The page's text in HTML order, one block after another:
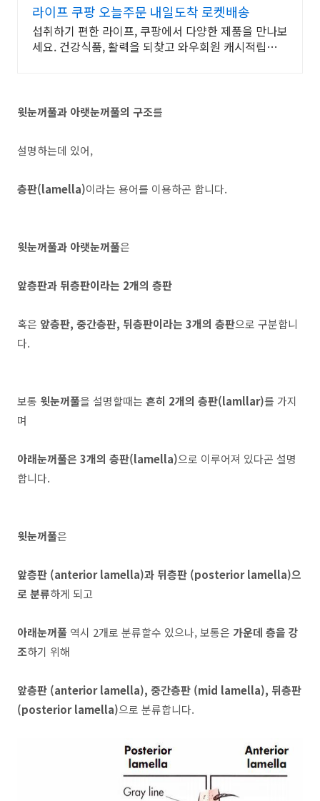
라이프 쿠팡 오늘주문 내일도착 로켓배송
섭취하기 편한 라이프, 쿠팡에서 다양한 제품을 만나보
세요. 건강식품, 활력을 되찾고 와우회원 캐시적립도
윗눈꺼풀과 아랫눈꺼풀의 구조를
설명하는데 있어,
층판(lamella)이라는 용어를 이용하곤 합니다.
윗눈꺼풀과 아랫눈꺼풀은
앞층판과 뒤층판이라는 2개의 층판
혹은 앞층판, 중간층판, 뒤층판이라는 3개의 층판으로 구분합니
다.
보통 윗눈꺼풀을 설명할때는 흔히 2개의 층판(lamllar)를 가지
며
아래눈꺼풀은 3개의 층판(lamella)으로 이루어져 있다곤 설명
합니다.
윗눈꺼풀은
앞층판 (anterior lamella)과 뒤층판 (posterior lamella)으
로 분류하게 되고
아래눈꺼풀 역시 2개로 분류할수 있으나, 보통은 가운데 층을 강
조하기 위해
앞층판 (anterior lamella), 중간층판 (mid lamella), 뒤층판
(posterior lamella)으로 분류합니다.